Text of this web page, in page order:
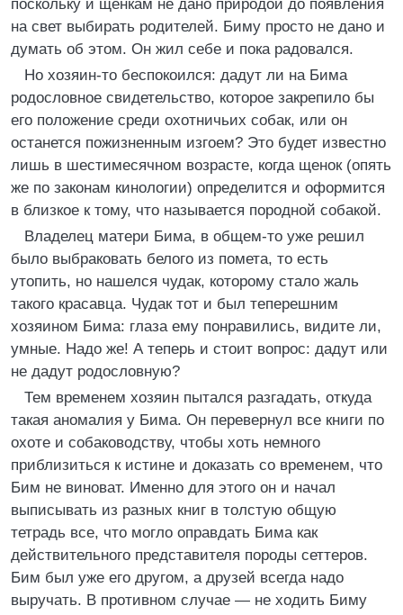
поскольку и щенкам не дано природой до появления
на свет выбирать родителей. Биму просто не дано и
думать об этом. Он жил себе и пока радовался.
Но хозяин-то беспокоился: дадут ли на Бима
родословное свидетельство, которое закрепило бы
его положение среди охотничьих собак, или он
останется пожизненным изгоем? Это будет известно
лишь в шестимесячном возрасте, когда щенок (опять
же по законам кинологии) определится и оформится
в близкое к тому, что называется породной собакой.
Владелец матери Бима, в общем-то уже решил
было выбраковать белого из помета, то есть
утопить, но нашелся чудак, которому стало жаль
такого красавца. Чудак тот и был теперешним
хозяином Бима: глаза ему понравились, видите ли,
умные. Надо же! А теперь и стоит вопрос: дадут или
не дадут родословную?
Тем временем хозяин пытался разгадать, откуда
такая аномалия у Бима. Он перевернул все книги по
охоте и собаководству, чтобы хоть немного
приблизиться к истине и доказать со временем, что
Бим не виноват. Именно для этого он и начал
выписывать из разных книг в толстую общую
тетрадь все, что могло оправдать Бима как
действительного представителя породы сеттеров.
Бим был уже его другом, а друзей всегда надо
выручать. В противном случае — не ходить Биму